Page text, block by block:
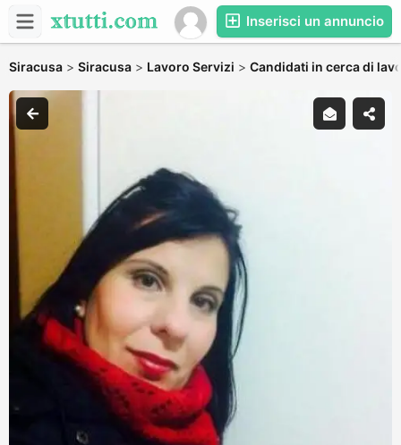
Inserisci un annuncio
Siracusa > Siracusa > Lavoro Servizi > Candidati in cerca di